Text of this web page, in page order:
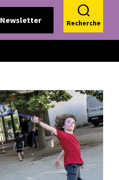
Newsletter Recherche